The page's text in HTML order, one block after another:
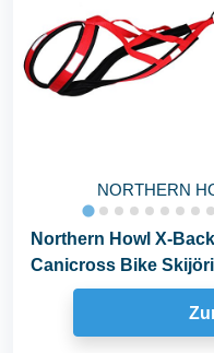
NORTHERN
Northern Howl X-
Canicross Bike